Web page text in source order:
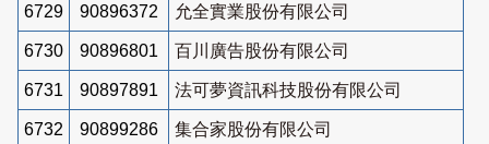
6729 90896372 允全實業股份有限公司
6730 90896801 百川廣告股份有限公司
6731 90897891 法可夢資訊科技股份有限公司
6732 90899286 集合家股份有限公司